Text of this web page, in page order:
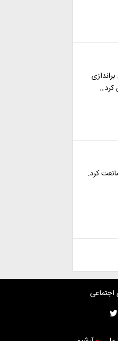
کرد…
کرد.
اجتماعی